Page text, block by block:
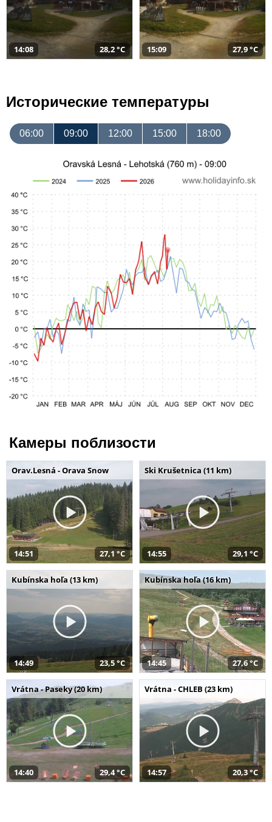
14:08 28,2 °C 15:09 27,9 °C
Исторические температуры
06:00 09:00 12:00 15:00 18:00
Камеры поблизости
Orav.Lesná - Orava Snow
14:51 27,1 °C
Ski Krušetnica (11 km)
14:55 29,1 °C
Kubínska hoľa (13 km)
14:49 23,5 °C
Kubínska hoľa (16 km)
14:45 27,6 °C
Vrátna - Paseky (20 km)
14:40 29,4 °C
Vrátna - CHLEB (23 km)
14:57 20,3 °C